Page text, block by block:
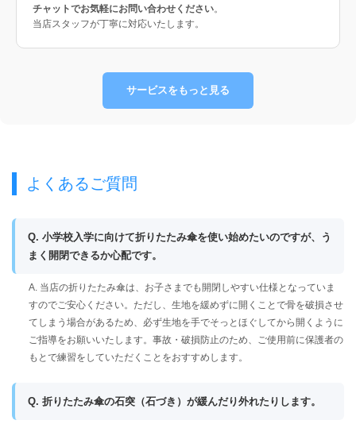
チャットでお気軽にお問い合わせください。
当店スタッフが丁寧に対応いたします。
サービスをもっと見る
よくあるご質問
Q. 小学校入学に向けて折りたたみ傘を使い始めたいのですが、う
まく開閉できるか心配です。
A. 当店の折りたたみ傘は、お子さまでも開閉しやすい仕様となっていま
すのでご安心ください。ただし、生地を緩めずに開くことで骨を破損させ
てしまう場合があるため、必ず生地を手でそっとほぐしてから開くように
ご指導をお願いいたします。事故・破損防止のため、ご使用前に保護者の
もとで練習をしていただくことをおすすめします。
Q. 折りたたみ傘の石突（石づき）が緩んだり外れたりします。